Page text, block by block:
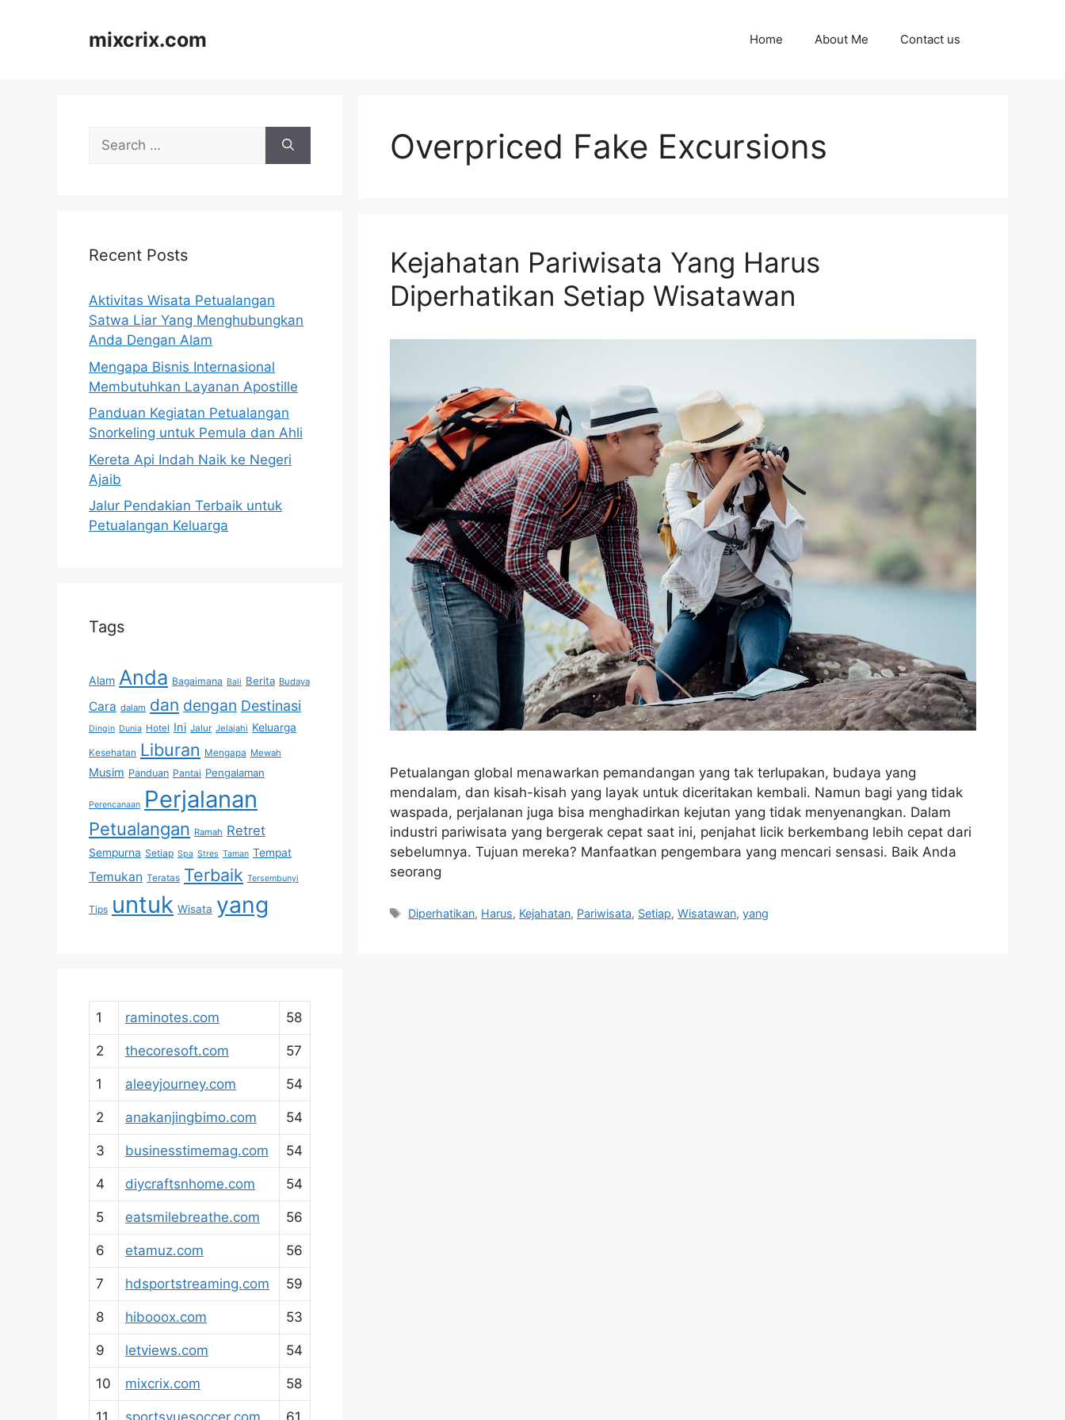
mixcrix.com Home About Me Contact us
Overpriced Fake Excursions
Kejahatan Pariwisata Yang Harus
Diperhatikan Setiap Wisatawan
Petualangan global menawarkan pemandangan yang tak terlupakan, budaya yang
mendalam, dan kisah-kisah yang layak untuk diceritakan kembali. Namun bagi yang tidak
waspada, perjalanan juga bisa menghadirkan kejutan yang tidak menyenangkan. Dalam
industri pariwisata yang bergerak cepat saat ini, penjahat licik berkembang lebih cepat dari
sebelumnya. Tujuan mereka? Manfaatkan pengembara yang mencari sensasi. Baik Anda
seorang
Tags
Diperhatikan, Harus, Kejahatan, Pariwisata, Setiap,Wisatawan,yang
Search
for:
Recent Posts
Aktivitas Wisata Petualangan
Satwa Liar Yang Menghubungkan
Anda Dengan Alam
Mengapa Bisnis Internasional
Membutuhkan Layanan Apostille
Panduan Kegiatan Petualangan
Snorkeling untuk Pemula dan Ahli
Kereta Api Indah Naik ke Negeri
Ajaib
Jalur Pendakian Terbaik untuk
Petualangan Keluarga
Tags
Alam Anda Bagaimana Bali Berita Budaya
Cara dalam dan dengan Destinasi
Dingin Dunia Hotel Ini Jalur Jelajahi Keluarga
Kesehatan Liburan Mengapa Mewah
Musim Panduan Pantai Pengalaman
Perencanaan Perjalanan
Petualangan Ramah Retret
Sempurna Setiap Spa Stres Taman Tempat
Temukan Teratas Terbaik Tersembunyi
Tips untuk Wisata yang
1 raminotes.com 58
2 thecoresoft.com 57
1 aleeyjourney.com 54
2 anakanjingbimo.com 54
3 businesstimemag.com 54
4 diycraftsnhome.com 54
5 eatsmilebreathe.com 56
6 etamuz.com 56
7 hdsportstreaming.com 59
8 hibooox.com 53
9 letviews.com 54
10 mixcrix.com 58
11 sportsvuesoccer.com 61